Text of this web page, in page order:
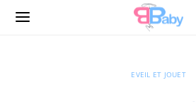
EVEIL ET JOUET